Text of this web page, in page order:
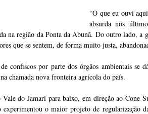
“O que eu ouvi
absurda nos
na região da Ponta da Abunã. Do outro lado, a
que se sentem, de forma muito justa,
confiscos por parte dos órgãos ambientais se
chamada nova fronteira agrícola do país.
Vale do Jamari para baixo, em direção ao Cone
experimentou o maior projeto de regularização